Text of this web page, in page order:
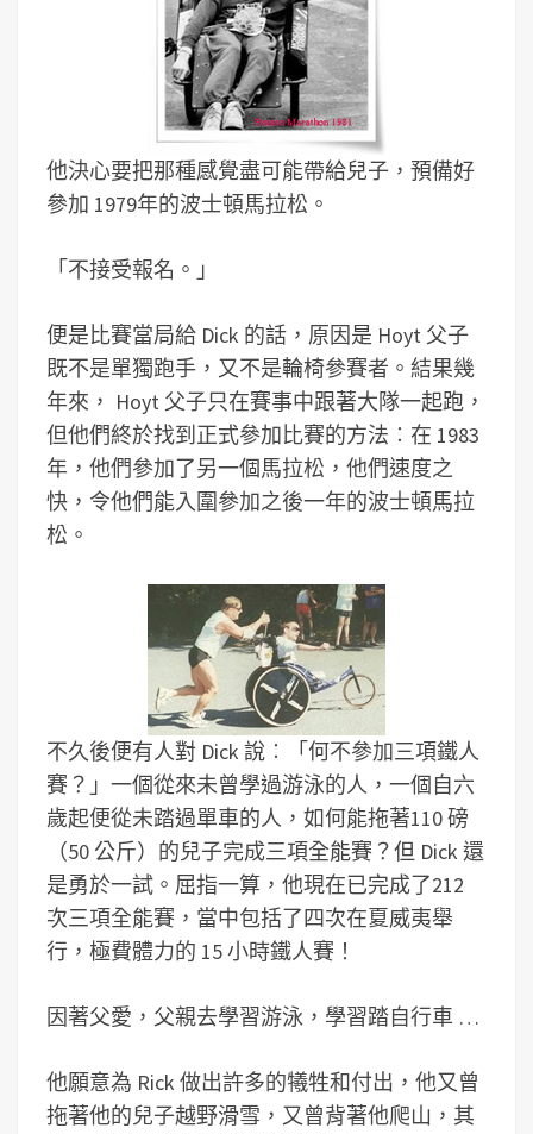
他決心要把那種感覺盡可能帶給兒子，預備好
參加 1979年的波士頓馬拉松。
「不接受報名。」
便是比賽當局給 Dick 的話，原因是 Hoyt 父子
既不是單獨跑手，又不是輪椅參賽者。結果幾
年來， Hoyt 父子只在賽事中跟著大隊一起跑，
但他們終於找到正式參加比賽的方法︰在 1983
年，他們參加了另一個馬拉松，他們速度之
快，令他們能入圍參加之後一年的波士頓馬拉
松。
不久後便有人對 Dick 說︰「何不參加三項鐵人
賽？」一個從來未曾學過游泳的人，一個自六
歲起便從未踏過單車的人，如何能拖著110 磅
（50 公斤）的兒子完成三項全能賽？但 Dick 還
是勇於一試。屈指一算，他現在已完成了212
次三項全能賽，當中包括了四次在夏威夷舉
行，極費體力的 15 小時鐵人賽！
因著父愛，父親去學習游泳，學習踏自行車 …
他願意為 Rick 做出許多的犧牲和付出，他又曾
拖著他的兒子越野滑雪，又曾背著他爬山，其